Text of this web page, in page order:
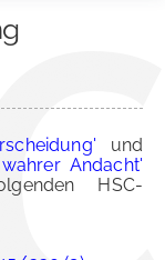
und
Andacht'
HSC-